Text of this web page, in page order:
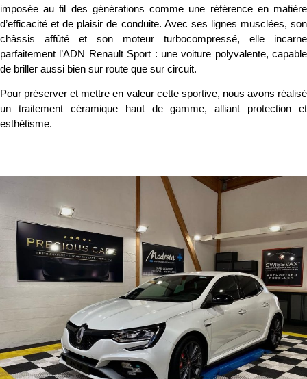
imposée au fil des générations comme une référence en matière
d’efficacité et de plaisir de conduite. Avec ses lignes musclées, son
châssis affûté et son moteur turbocompressé, elle incarne
parfaitement l’ADN Renault Sport : une voiture polyvalente, capable
de briller aussi bien sur route que sur circuit.
Pour préserver et mettre en valeur cette sportive, nous avons réalisé
un traitement céramique haut de gamme, alliant protection et
esthétisme.